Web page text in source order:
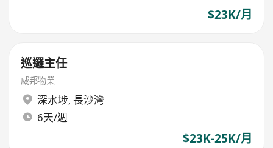
$23K/月
巡邏主任
威邦物業
深水埗, 長沙灣
6天/週
$23K-25K/月